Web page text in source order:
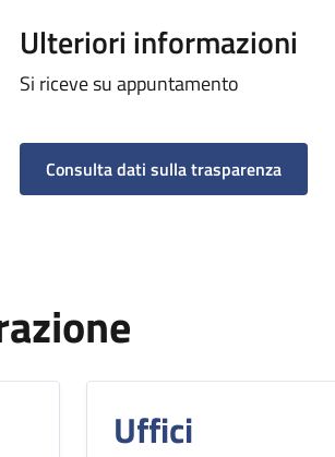
Ulteriori informazioni
Si riceve su appuntamento
Consulta dati sulla trasparenza
Uffici